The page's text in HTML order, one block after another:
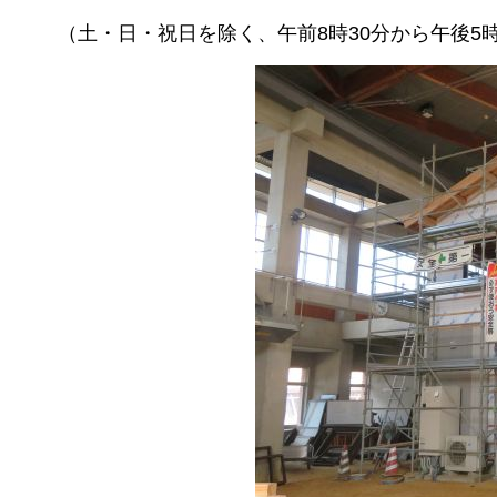
（土・日・祝日を除く、午前8時30分から午後5